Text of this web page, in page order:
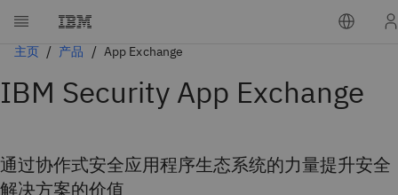
主页 产品 App Exchange
IBM Security App Exchange
通过协作式安全应用程序生态系统的力量提升安全
解决方案的价值